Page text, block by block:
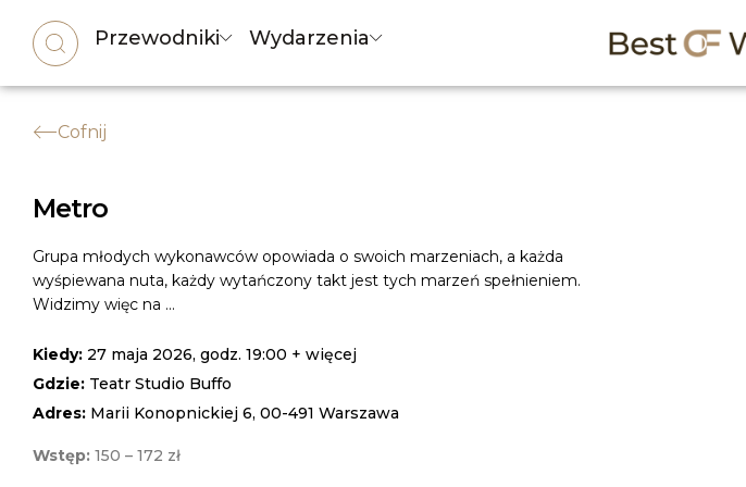
Przewodniki Wydarzenia
Cofnij
Metro
Grupa młodych wykonawców opowiada o swoich marzeniach, a każda
wyśpiewana nuta, każdy wytańczony takt jest tych marzeń spełnieniem.
Widzimy więc na ...
Kiedy: 27 maja 2026, godz. 19:00 + więcej
Gdzie: Teatr Studio Buffo
Adres: Marii Konopnickiej 6, 00-491 Warszawa
Wstęp: 150 – 172 zł